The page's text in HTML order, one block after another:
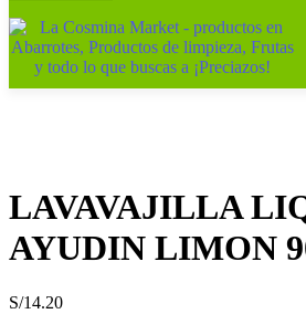
LAVAVAJILLA
AYUDIN LIMON
S/14.20